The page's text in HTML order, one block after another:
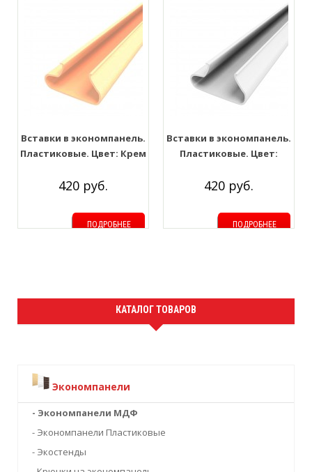
Вставки в экономпанель.
Пластиковые. Цвет: Крем
420 руб.
ПОДРОБНЕЕ
Вставки в экономпанель.
Пластиковые. Цвет:
420 руб.
ПОДРОБНЕЕ
КАТАЛОГ ТОВАРОВ
Экономпанели
- Экономпанели МДФ
- Экономпанели Пластиковые
- Экостенды